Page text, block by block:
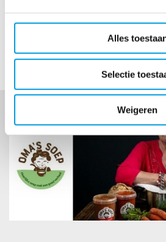
Alles
Selectie
Weigeren